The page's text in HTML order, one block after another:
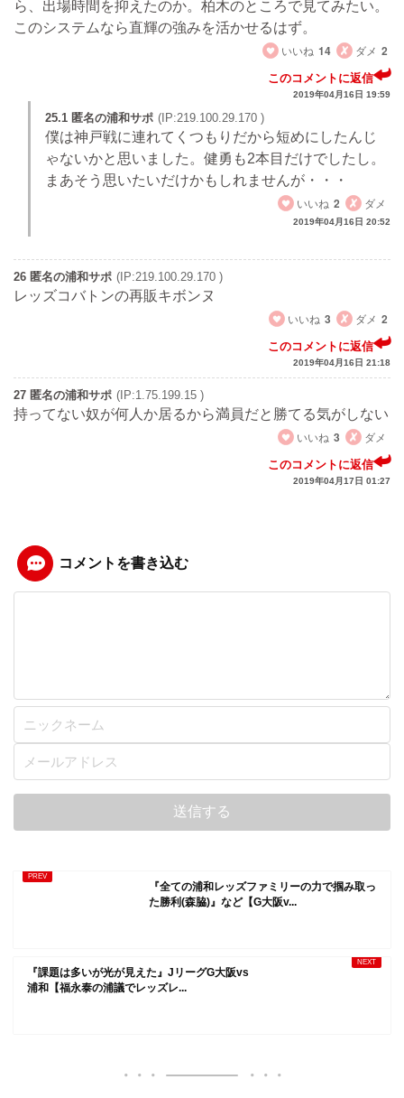
ら、出場時間を抑えたのか。柏木のところで見てみたい。
このシステムなら直輝の強みを活かせるはず。
いいね 14 ダメ 2
このコメントに返信
2019年04月16日 19:59
25.1 匿名の浦和サポ (IP:219.100.29.170 )
僕は神戸戦に連れてくつもりだから短めにしたんじ
ゃないかと思いました。健勇も2本目だけでしたし。
まあそう思いたいだけかもしれませんが・・・
いいね 2 ダメ
2019年04月16日 20:52
26 匿名の浦和サポ (IP:219.100.29.170 )
レッズコバトンの再販キボンヌ
いいね 3 ダメ 2
このコメントに返信
2019年04月16日 21:18
27 匿名の浦和サポ (IP:1.75.199.15 )
持ってない奴が何人か居るから満員だと勝てる気がしない
いいね 3 ダメ
このコメントに返信
2019年04月17日 01:27
コメントを書き込む
『全ての浦和レッズファミリーの力で掴み取っ
た勝利(森脇)』など【G大阪v...
『課題は多いが光が見えた』JリーグG大阪vs
浦和【福永泰の浦議でレッズレ...